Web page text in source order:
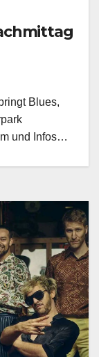
Blues,
und Infos…